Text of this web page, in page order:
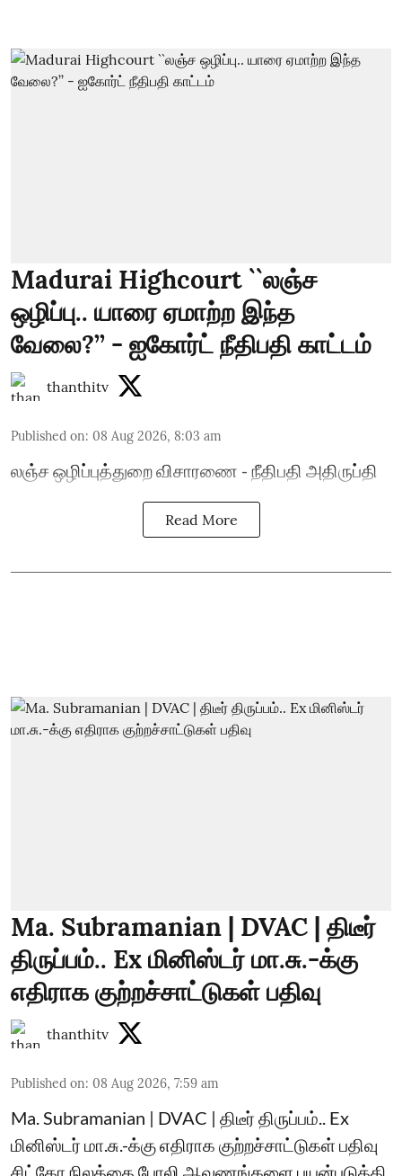
Madurai Highcourt ``லஞ்ச
ஒழிப்பு.. யாரை ஏமாற்ற இந்த
வேலை?’’ - ஐகோர்ட் நீதிபதி காட்டம்
thanthitv
Published on: 08 Aug 2026, 8:03 am
லஞ்ச ஒழிப்புத்துறை விசாரணை - நீதிபதி அதிருப்தி
Read More
Ma. Subramanian | DVAC | திடீர்
திருப்பம்.. Ex மினிஸ்டர் மா.சு.-க்கு
எதிராக குற்றச்சாட்டுகள் பதிவு
thanthitv
Published on: 08 Aug 2026, 7:59 am
Ma. Subramanian | DVAC | திடீர் திருப்பம்.. Ex
மினிஸ்டர் மா.சு.-க்கு எதிராக குற்றச்சாட்டுகள் பதிவு
சிட்கோ நிலத்தை போலி ஆவணங்களை பயன்படுத்தி